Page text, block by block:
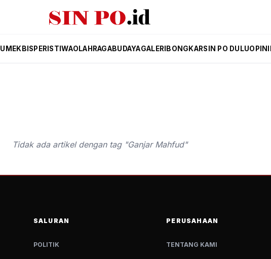
EKBIS PERISTIWAOLAHRAGABUDAYAGALERI BONGKARSIN PO DULUOPINI
Tidak ada artikel dengan tag "Ganjar Mahfud"
SALURAN
POLITIK
PERUSAHAAN
TENTANG KAMI